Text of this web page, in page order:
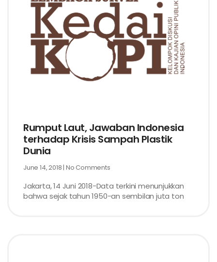
Rumput Laut, Jawaban Indonesia
terhadap Krisis Sampah Plastik
Dunia
June 14, 2018 No Comments
Jakarta, 14 Juni 2018-Data terkini menunjukkan
bahwa sejak tahun 1950-an sembilan juta ton